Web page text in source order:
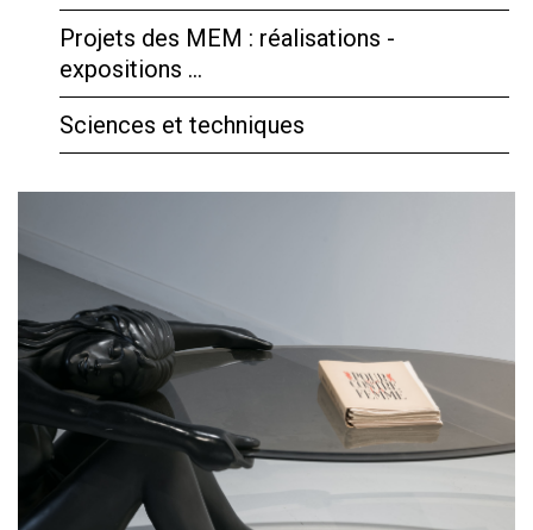
Projets des MEM : réalisations -
expositions …
Sciences et techniques